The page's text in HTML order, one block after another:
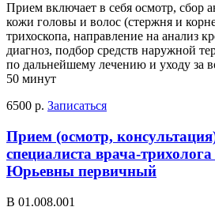
Прием включает в себя осмотр, сбор
кожи головы и волос (стержня и
трихоскопа, направление на анализ
диагноз, подбор средств наружной
по дальнейшему лечению и уходу за
50 минут
6500 р. Записаться
Прием (осмотр,
специалиста врача-
Юрьевны первичный
В 01.008.001